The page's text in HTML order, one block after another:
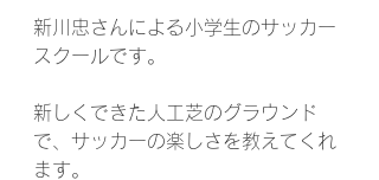
新川忠さんによる小学生のサッカー
スクールです。
新しくできた人工芝のグラウンド
で、サッカーの楽しさを教えてくれ
ます。